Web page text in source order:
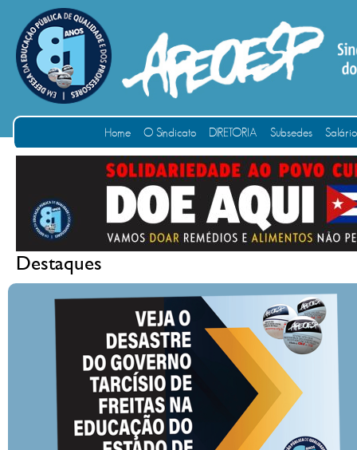
Home O Sindicato DIRETORIA Subsedes
Destaques